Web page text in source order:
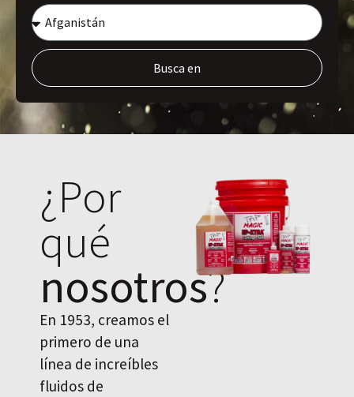
Busca en
¿Por
qué
nosotros?
En 1953, creamos el
primero de una
línea de increíbles
fluidos de